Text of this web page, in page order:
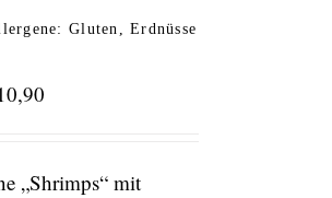
Gluten, Erdnüsse
„Shrimps“ mit